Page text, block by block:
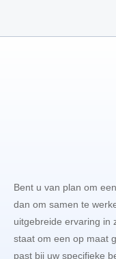
Bent u van plan om
dan om samen te
uitgebreide ervaring in
staat om een op maat
past bij uw specifieke